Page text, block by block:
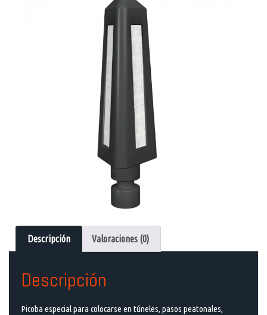
Descripción Valoraciones (0)
Descripción
Picoba especial para colocarse en túneles, pasos peatonales,